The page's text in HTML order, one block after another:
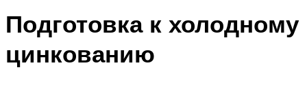
Подготовка к холодному
цинкованию